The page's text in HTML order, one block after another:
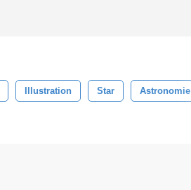
Illustration Star Astronomie